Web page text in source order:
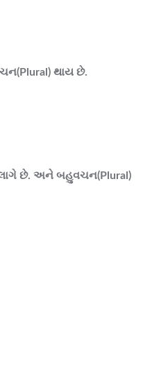
(Plural) થાય છે.
લાગે છે. અને બહુવચન(Plural)